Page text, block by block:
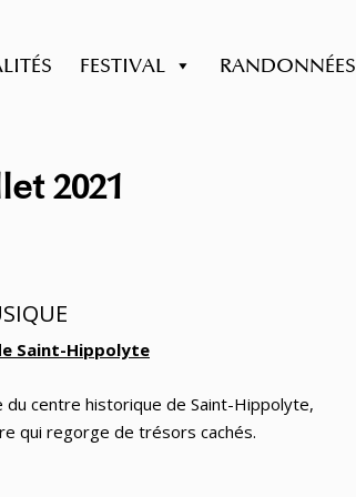
FESTIVAL RANDONNÉES
2021
Saint-Hippolyte
centre historique de Saint-Hippolyte,
qui regorge de trésors cachés.